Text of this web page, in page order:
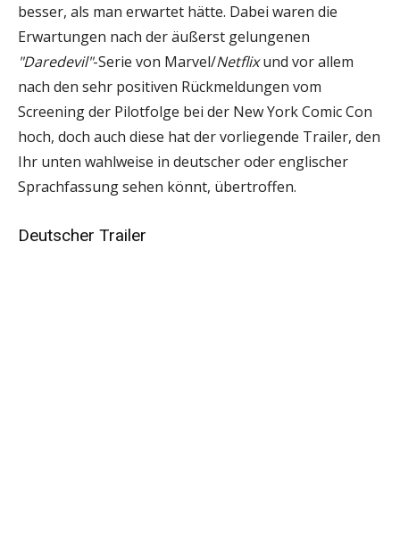
besser, als man erwartet hätte. Dabei waren die
Erwartungen nach der äußerst gelungenen
"Daredevil"-Serie von Marvel/Netflixund vor allem
nach den sehr positiven Rückmeldungen vom
Screening der Pilotfolge bei der New York Comic Con
hoch, doch auch diese hat der vorliegende Trailer, den
Ihr unten wahlweise in deutscher oder englischer
Sprachfassung sehen könnt, übertroffen.
Deutscher Trailer